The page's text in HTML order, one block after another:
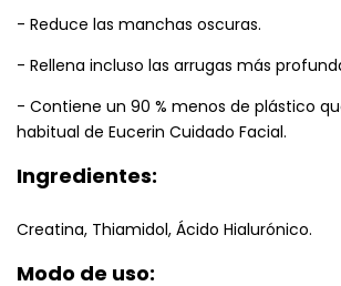
- Reduce las manchas oscuras.
- Rellena incluso las arrugas más
- Contiene un 90 % menos de plástico
habitual de Eucerin Cuidado Facial.
Ingredientes:
Creatina, Thiamidol, Ácido Hialurónico.
Modo de uso: